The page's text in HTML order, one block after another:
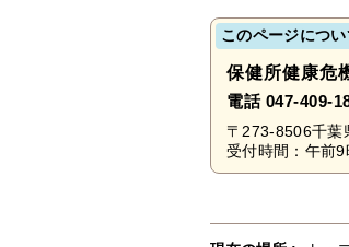
このページにつ
保健所健康危
電話 047-409-
〒273-8506千葉
受付時間：午前